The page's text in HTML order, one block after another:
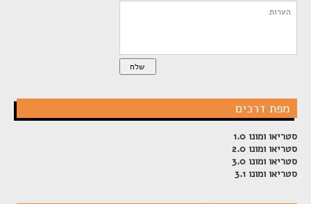
שלח
מפת דרכים
סטריאו ומונו 1.0
סטריאו ומונו 2.0
סטריאו ומונו 3.0
סטריאו ומונו 3.1